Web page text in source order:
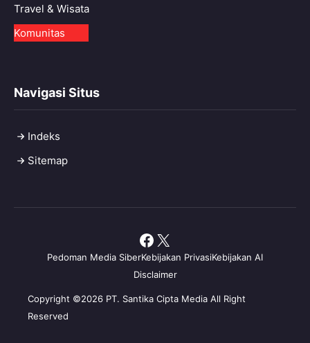
Travel & Wisata
Komunitas
Navigasi Situs
Indeks
Sitemap
Copyright ©2026 PT. Santika Cipta Media All Right
Reserved
Pedoman Media SiberKebijakan PrivasiKebijakan AI
Disclaimer
Facebook
X